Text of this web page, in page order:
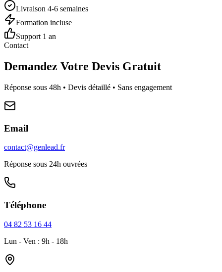
Livraison 4-6 semaines
Formation incluse
Support 1 an
Contact
Demandez Votre Devis Gratuit
Réponse sous 48h • Devis détaillé • Sans engagement
Email
contact@genlead.fr
Réponse sous 24h ouvrées
Téléphone
04 82 53 16 44
Lun - Ven : 9h - 18h